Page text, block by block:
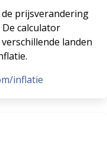
prijsverandering
calculator
landen
inflatie